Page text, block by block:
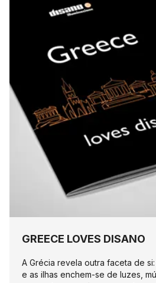
GREECE LOVES DISANO
A Grécia revela outra faceta de
e as ilhas enchem-se de luzes,